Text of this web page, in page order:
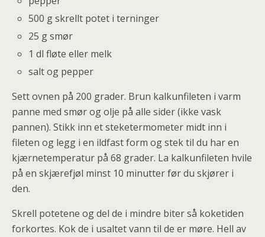
500 g skrellt potet i terninger
25 g smør
1 dl fløte eller melk
salt og pepper
Sett ovnen på 200 grader. Brun kalkunfileten i varm
panne med smør og olje på alle sider (ikke vask
pannen). Stikk inn et steketermometer midt inn i
fileten og legg i en ildfast form og stek til du har en
kjærnetemperatur på 68 grader. La kalkunfileten hvile
på en skjærefjøl minst 10 minutter før du skjører i
den.
Skrell potetene og del de i mindre biter så koketiden
forkortes. Kok de i usaltet vann til de er møre. Hell av